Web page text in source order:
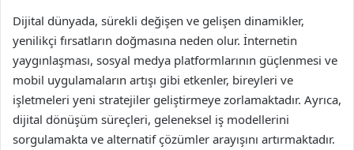
Dijital dünyada, sürekli değişen ve gelişen dinamikler,
yenilikçi fırsatların doğmasına neden olur. İnternetin
yaygınlaşması, sosyal medya platformlarının güçlenmesi ve
mobil uygulamaların artışı gibi etkenler, bireyleri ve
işletmeleri yeni stratejiler geliştirmeye zorlamaktadır. Ayrıca,
dijital dönüşüm süreçleri, geleneksel iş modellerini
sorgulamakta ve alternatif çözümler arayışını artırmaktadır.